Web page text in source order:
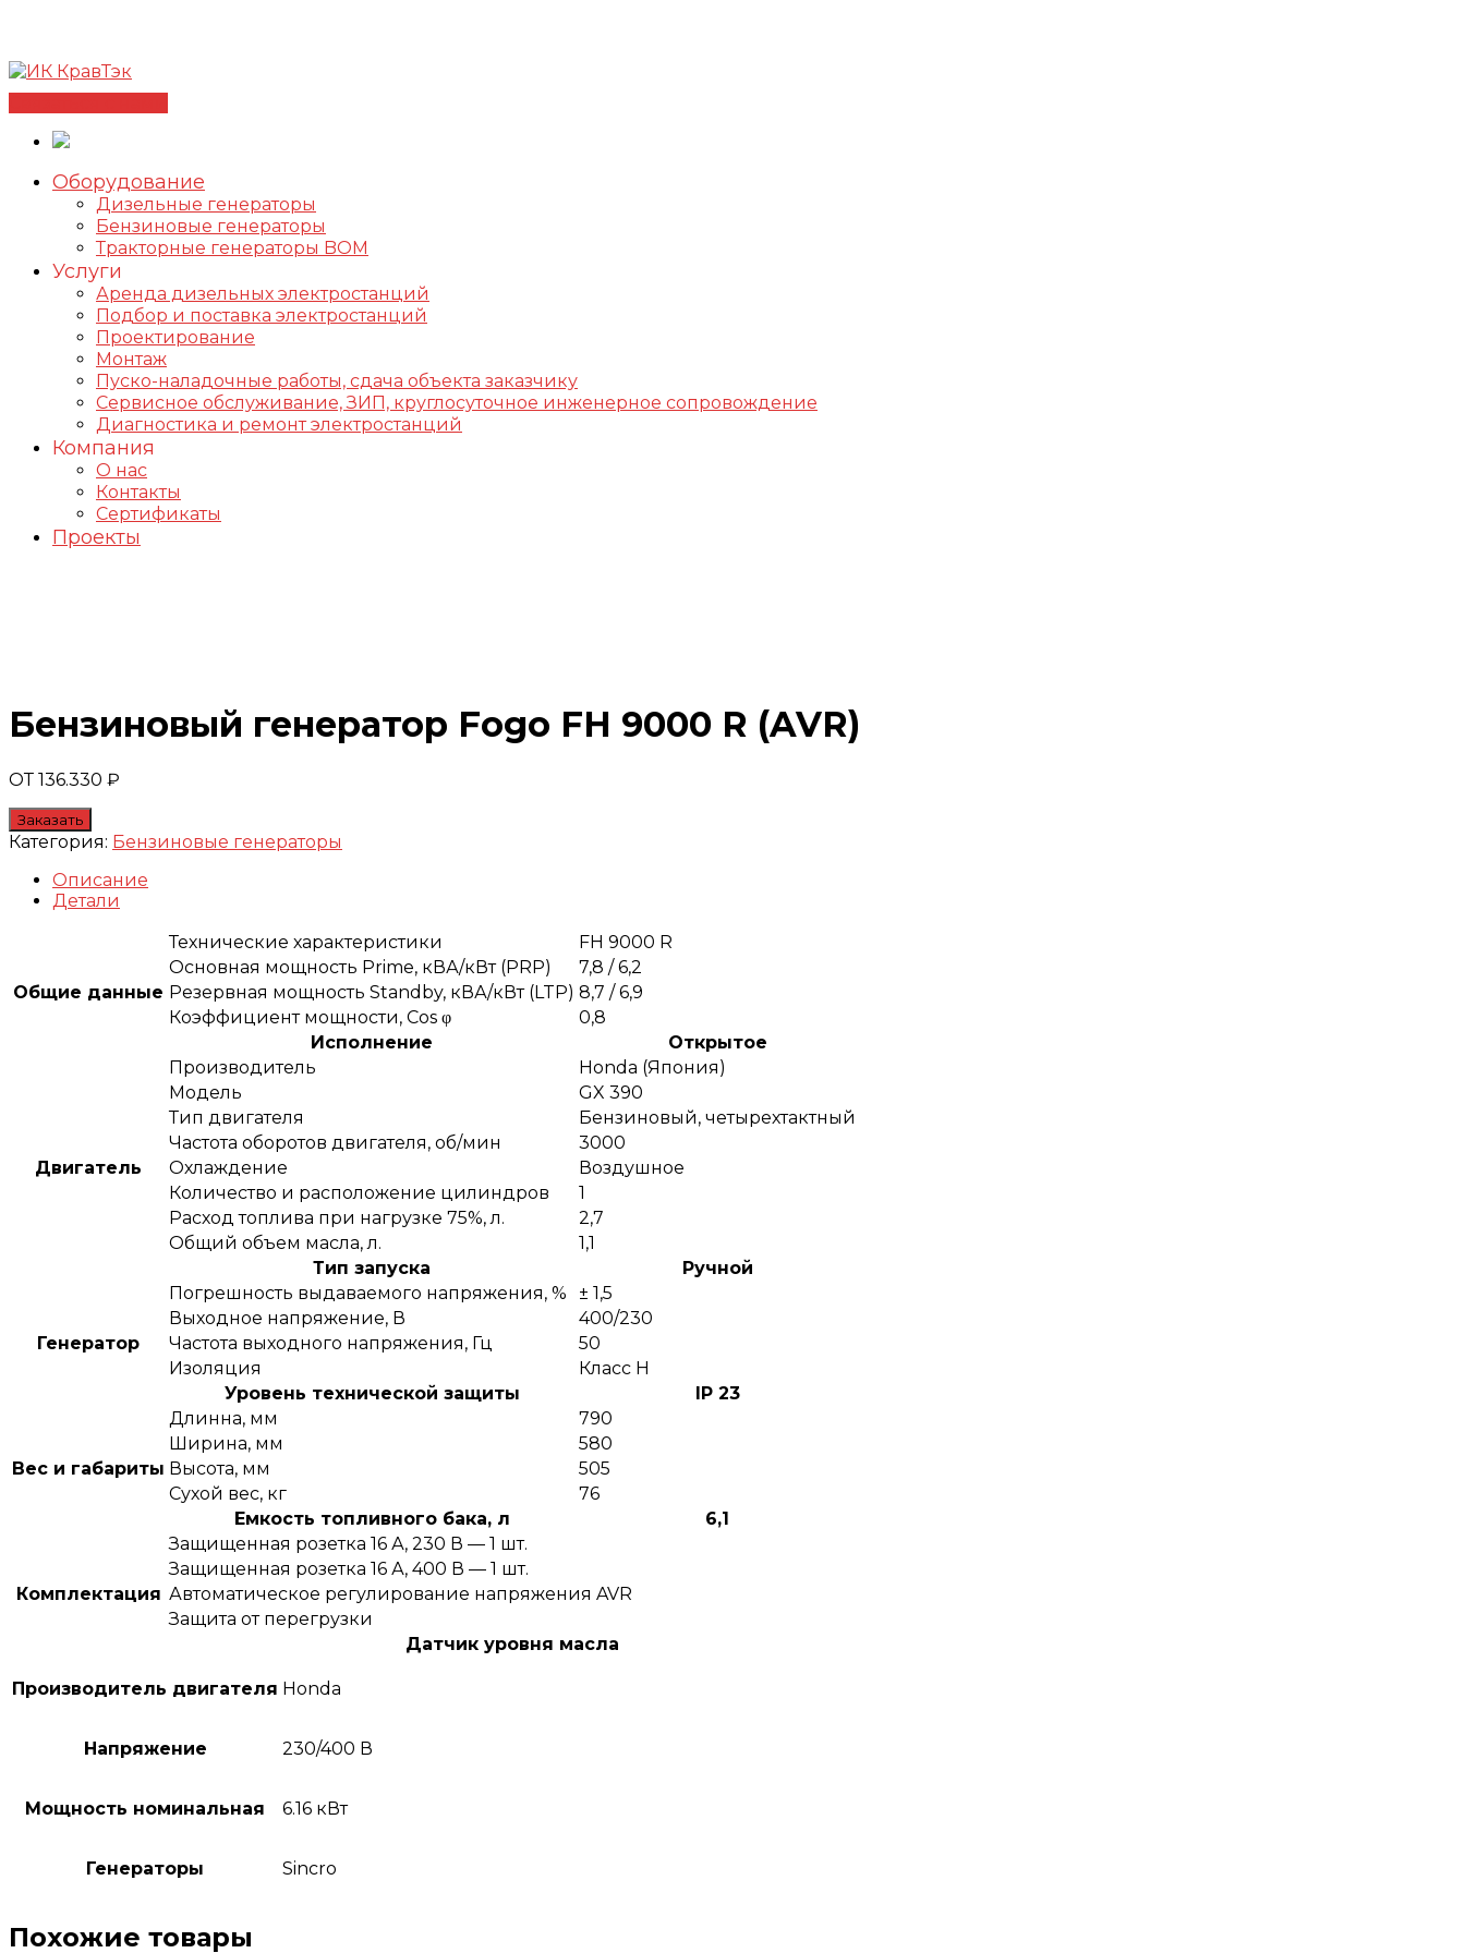
Оборудование
Дизельные генераторы
Бензиновые генераторы
Тракторные генераторы BOM
Услуги
Аренда дизельных электростанций
Подбор и поставка электростанций
Проектирование
Монтаж
Пуско-наладочные работы, сдача объекта заказчику
Сервисное обслуживание, ЗИП, круглосуточное инженерное сопровождение
Диагностика и ремонт электростанций
Компания
О нас
Контакты
Сертификаты
Проекты
Бензиновый генератор Fogo FH 9000 R (AVR)
ОТ 136.330 ₽
Заказать
Категория: Бензиновые генераторы
Описание
Детали
Общие данные
Технические характеристики
FH 9000 R
Основная мощность Prime, кВА/кВт (PRP)
7,8 / 6,2
Резервная мощность Standby, кВА/кВт (LTP) 8,7 / 6,9
Коэффициент мощности, Сos φ
0,8
Исполнение
Открытое
Двигатель
Производитель
Honda (Япония)
Модель
GX 390
Тип двигателя
Бензиновый, четырехтактный
Частота оборотов двигателя, об/мин
3000
Охлаждение
Воздушное
Количество и расположение цилиндров
1
Расход топлива при нагрузке 75%, л.
2,7
Общий объем масла, л.
1,1
Тип запуска
Ручной
Генератор
Погрешность выдаваемого напряжения, %
± 1,5
Выходное напряжение, В
400/230
Частота выходного напряжения, Гц
50
Изоляция
Класс H
Уровень технической защиты
IP 23
Вес и габариты
Длинна, мм
790
Ширина, мм
580
Высота, мм
505
Сухой вес, кг
76
Емкость топливного бака, л
6,1
Комплектация
Защищенная розетка 16 А, 230 В — 1 шт.
Защищенная розетка 16 А, 400 В — 1 шт.
Автоматическое регулирование напряжения AVR
Защита от перегрузки
Датчик уровня масла
Производитель двигателя Honda
Напряжение 230/400 В
Мощность номинальная 6.16 кВт
Генераторы Sincro
Похожие товары